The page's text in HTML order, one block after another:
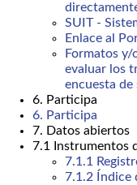
SUIT -
Enlace al
Formatos y/
evaluar los
encuesta
6. Participa
6. Participa
7. Datos abiertos
7.1 Instrumentos
7.1.1
7.1.2 Índice